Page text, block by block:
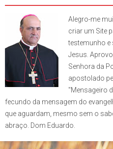
Alegro-me
criar um Site
testemunho e
Jesus.
Senhora da
apostolado
"Mensageiro
fecundo da mensagem do
que aguardam, mesmo sem o
abraço. Dom Eduardo.